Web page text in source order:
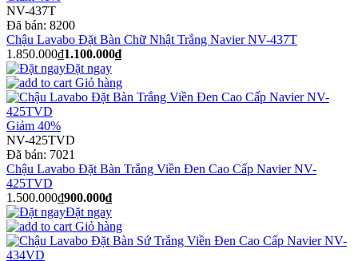
NV-437T
Đã bán: 8200
Chậu Lavabo Đặt Bàn Chữ Nhật Trắng Navier NV-437T
1.850.000₫1.100.000₫
Đặt ngay
Giỏ hàng
Giảm 40%
NV-425TVD
Đã bán: 7021
Chậu Lavabo Đặt Bàn Trắng Viền Đen Cao Cấp Navier NV-
425TVD
1.500.000₫900.000₫
Đặt ngay
Giỏ hàng